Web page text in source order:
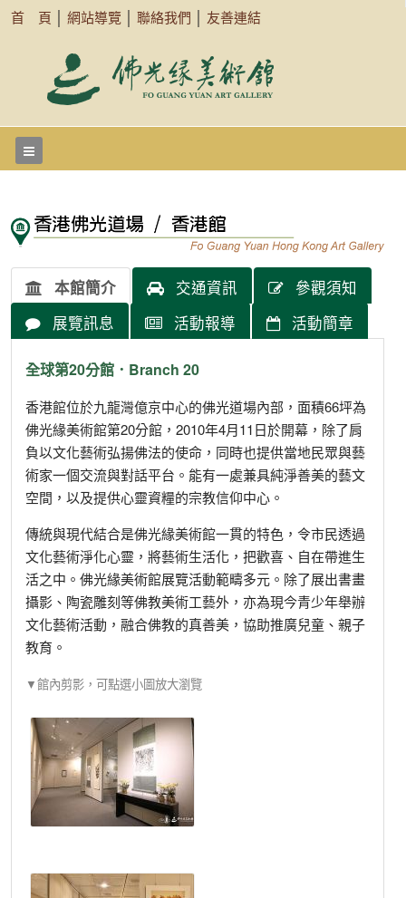
首 頁 網站導覽 聯絡我們 友善連結
本館簡介 交通資訊
參觀須知
展覽訊息
活動報導 活動簡章
全球第20分館．Branch 20
香港館位於九龍灣億京中心的佛光道場內部，面積66坪為
佛光緣美術館第20分館，2010年4月11日於開幕，除了肩
負以文化藝術弘揚佛法的使命，同時也提供當地民眾與藝
術家一個交流與對話平台。能有一處兼具純淨善美的藝文
空間，以及提供心靈資糧的宗教信仰中心。
傳統與現代結合是佛光緣美術館一貫的特色，令市民透過
文化藝術淨化心靈，將藝術生活化，把歡喜、自在帶進生
活之中。佛光緣美術館展覽活動範疇多元。除了展出書畫
攝影、陶瓷雕刻等佛教美術工藝外，亦為現今青少年舉辦
文化藝術活動，融合佛教的真善美，協助推廣兒童、親子
教育。
▼館內剪影，可點選小圖放大瀏覽